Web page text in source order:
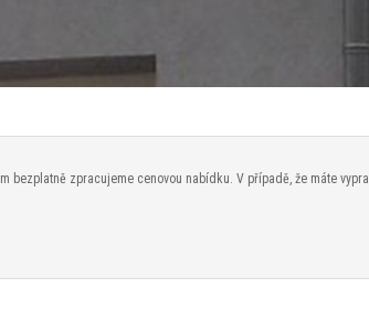
bezplatně zpracujeme cenovou nabídku. V případě, že máte